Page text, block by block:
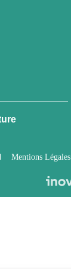
Mentions Légales